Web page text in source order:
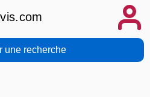
une recherche